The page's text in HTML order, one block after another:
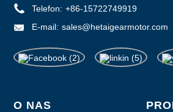
Telefon: +86-15722749919
E-mail: sales@hetaigearmotor.com
O NAS